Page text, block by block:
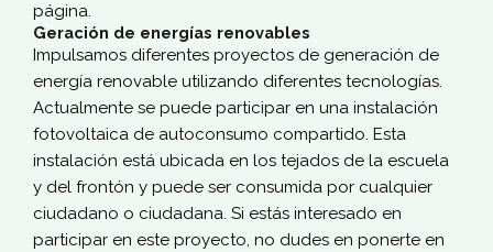
página.
Geración de energías renovables
Impulsamos diferentes proyectos de generación de
energía renovable utilizando diferentes tecnologías.
Actualmente se puede participar en una instalación
fotovoltaica de autoconsumo compartido. Esta
instalación está ubicada en los tejados de la escuela
y del frontón y puede ser consumida por cualquier
ciudadano o ciudadana. Si estás interesado en
participar en este proyecto, no dudes en ponerte en